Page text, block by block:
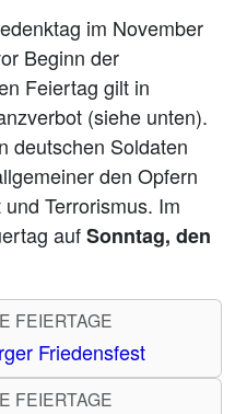
im November
Beginn der
Feiertag gilt in
(siehe unten).
deutschen Soldaten
den Opfern
Terrorismus. Im
aufSonntag, den
FEIERTAGE
Friedensfest
FEIERTAGE